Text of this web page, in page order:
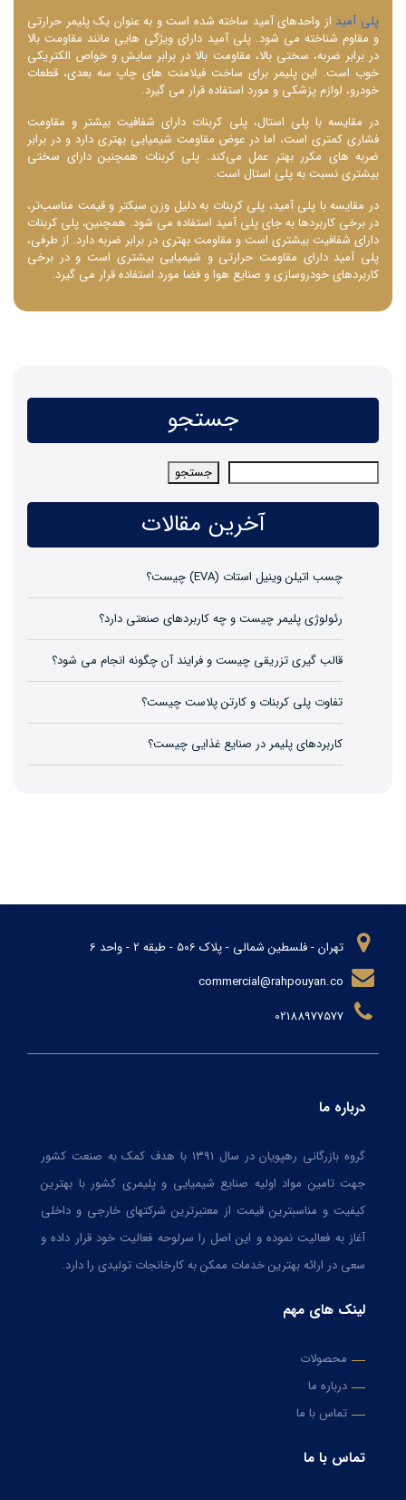
پلی آمید از واحدهای آمید ساخته شده است و به عنوان یک پلیمر حرارتی
و مقاوم شناخته می شود. پلی آمید دارای ویژگی‌ هایی مانند مقاومت بالا
در برابر ضربه، سختی بالا، مقاومت بالا در برابر سایش و خواص الکتریکی
خوب است. این پلیمر برای ساخت فیلامنت ‌های چاپ سه‌ بعدی، قطعات
خودرو، لوازم پزشکی و مورد استفاده قرار می گیرد.
در مقایسه با پلی استال، پلی کربنات دارای شفافیت بیشتر و مقاومت
فشاری کمتری است، اما در عوض مقاومت شیمیایی بهتری دارد و در برابر
ضربه‌ های مکرر بهتر عمل می‌کند. پلی کربنات همچنین دارای سختی
بیشتری نسبت به پلی استال است.
در مقایسه با پلی آمید، پلی کربنات به دلیل وزن سبکتر و قیمت مناسب‌تر،
در برخی کاربردها به جای پلی آمید استفاده می ‌شود. همچنین، پلی کربنات
دارای شفافیت بیشتری است و مقاومت بهتری در برابر ضربه دارد. از طرفی،
پلی آمید دارای مقاومت حرارتی و شیمیایی بیشتری است و در برخی
کاربردهای خودروسازی و صنایع هوا و فضا مورد استفاده قرار می‌ گیرد.
جستجو
جستجو جستجو
آخرین مقالات
چسب اتیلن وینیل استات (EVA) چیست؟
رئولوژی پلیمر چیست و چه کاربردهای صنعتی دارد؟
قالب گیری تزریقی چیست و فرایند آن چگونه انجام می شود؟
تفاوت پلی کربنات و کارتن پلاست چیست؟
کاربردهای پلیمر در صنایع غذایی چیست؟
تهران - فلسطین شمالی - پلاک 506 - طبقه 2 - واحد 6
درباره ما
گروه بازرگانی رهپویان در سال ۱۳۹۱ با هدف کمک به صنعت کشور
جهت تامین مواد اولیه صنایع شیمیایی و پلیمری کشور با بهترین
کیفیت و مناسبترین قیمت از معتبرترین شرکتهای خارجی و داخلی
آغاز به فعالیت نموده و این اصل را سرلوحه فعالیت خود قرار داده و
سعی در ارائه بهترین خدمات ممکن به کارخانجات تولیدی را دارد.
لینک های مهم
محصولات
درباره ما
تماس با ما
تماس با ما